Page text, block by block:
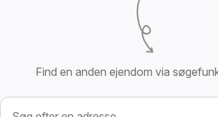
Find en anden ejendom via
Søg efter ejendom